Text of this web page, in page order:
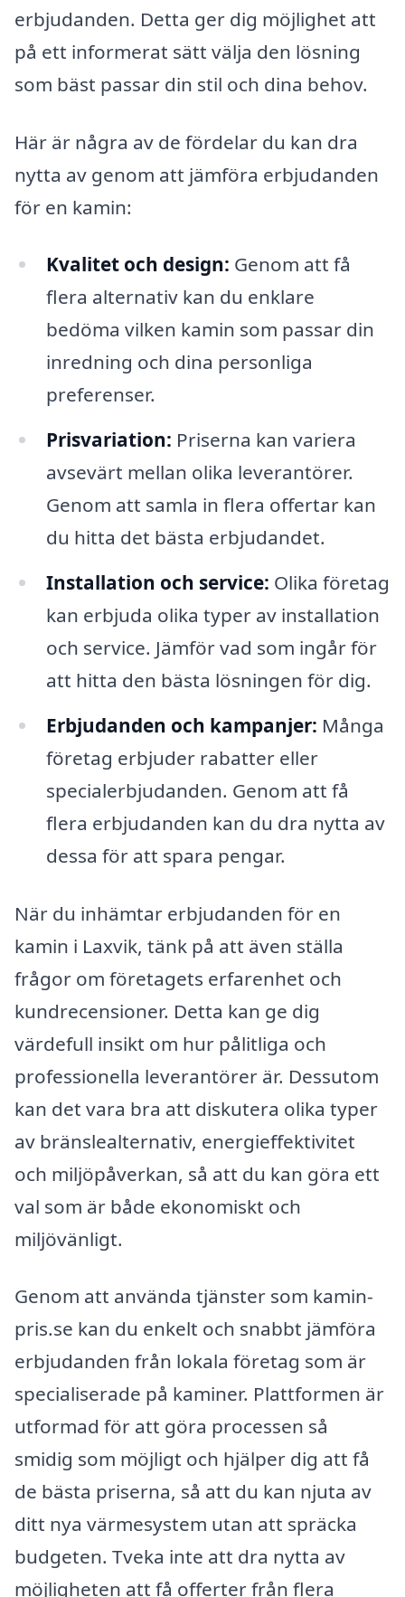
erbjudanden. Detta ger dig möjlighet att
på ett informerat sätt välja den lösning
som bäst passar din stil och dina behov.
Här är några av de fördelar du kan dra
nytta av genom att jämföra erbjudanden
för en kamin:
Kvalitet och design: Genom att få
flera alternativ kan du enklare
bedöma vilken kamin som passar din
inredning och dina personliga
preferenser.
Prisvariation: Priserna kan variera
avsevärt mellan olika leverantörer.
Genom att samla in flera offertar kan
du hitta det bästa erbjudandet.
Installation och service: Olika företag
kan erbjuda olika typer av installation
och service. Jämför vad som ingår för
att hitta den bästa lösningen för dig.
Erbjudanden och kampanjer: Många
företag erbjuder rabatter eller
specialerbjudanden. Genom att få
flera erbjudanden kan du dra nytta av
dessa för att spara pengar.
När du inhämtar erbjudanden för en
kamin i Laxvik, tänk på att även ställa
frågor om företagets erfarenhet och
kundrecensioner. Detta kan ge dig
värdefull insikt om hur pålitliga och
professionella leverantörer är. Dessutom
kan det vara bra att diskutera olika typer
av bränslealternativ, energieffektivitet
och miljöpåverkan, så att du kan göra ett
val som är både ekonomiskt och
miljövänligt.
Genom att använda tjänster som kamin-
pris.se kan du enkelt och snabbt jämföra
erbjudanden från lokala företag som är
specialiserade på kaminer. Plattformen är
utformad för att göra processen så
smidig som möjligt och hjälper dig att få
de bästa priserna, så att du kan njuta av
ditt nya värmesystem utan att spräcka
budgeten. Tveka inte att dra nytta av
möjligheten att få offerter från flera